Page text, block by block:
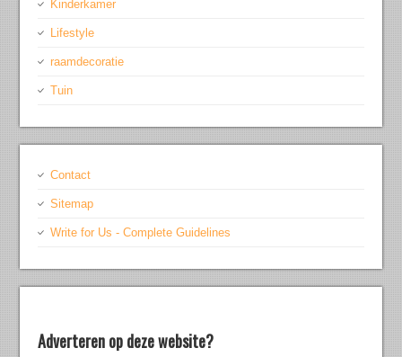
Kinderkamer
Lifestyle
raamdecoratie
Tuin
Contact
Sitemap
Write for Us - Complete Guidelines
Adverteren op deze website?